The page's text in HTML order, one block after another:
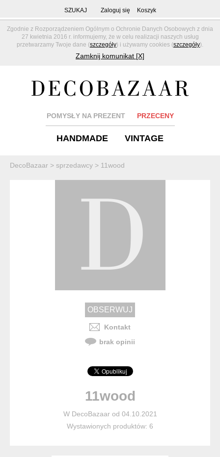
Zgodnie z Rozporządzeniem Ogólnym o Ochronie Danych Osobowych z dnia
27 kwietnia 2016 r. informujemy, że w celu realizacji naszych usług
przetwarzamy Twoje dane (szczegóły) i używamy cookies (szczegóły).
Zamknij komunikat [X]
SZUKAJ Zaloguj się Koszyk
POMYSŁY NA PREZENT PRZECENY
HANDMADE VINTAGE
DecoBazaar > sprzedawcy > 11wood
Kontakt
brak opinii
11wood
W DecoBazaar od 04.10.2021
Wystawionych produktów: 6